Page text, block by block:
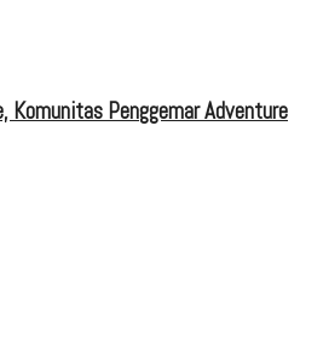
Komunitas Penggemar Adventure